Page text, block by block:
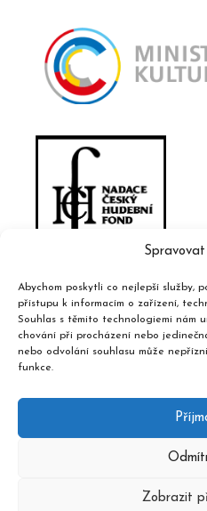
Spravovat
Abychom poskytli co nejlepší služby,
přístupu k informacím o zařízení,
Souhlas s těmito technologiemi nám
chování při procházení nebo
nebo odvolání souhlasu může
funkce.
Zobrazit